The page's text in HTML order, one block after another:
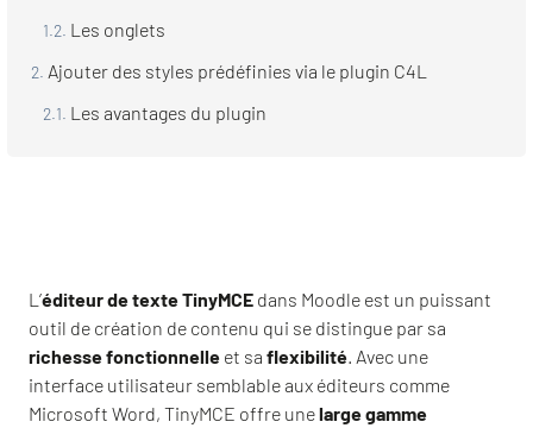
Les onglets
Ajouter des styles prédéfinies via le plugin C4L
Les avantages du plugin
L’éditeur de texte TinyMCE dans Moodle est un puissant
outil de création de contenu qui se distingue par sa
richesse fonctionnelle et sa flexibilité. Avec une
interface utilisateur semblable aux éditeurs comme
Microsoft Word, TinyMCE offre unelarge gamme